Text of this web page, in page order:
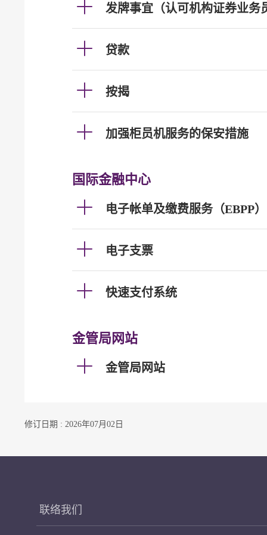
发牌事宜（认可机构证券业务
贷款
按揭
加强柜员机服务的保安措施
国际金融中心
电子帐单及缴费服务（EBPP）
电子支票
快速支付系统
金管局网站
金管局网站
修订日期 : 2026年07月02日
联络我们